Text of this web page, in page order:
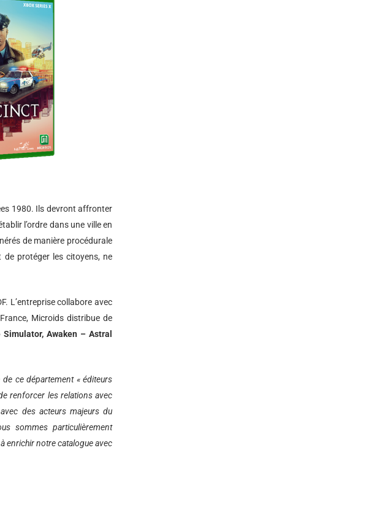
1980. Ils devront affronter
l’ordre dans une ville en
de manière procédurale
protéger les citoyens, ne
L’entreprise collabore avec
Microids distribue de
Simulator, Awaken – Astral
ce département « éditeurs
renforcer les relations avec
des acteurs majeurs du
sommes particulièrement
enrichir notre catalogue avec